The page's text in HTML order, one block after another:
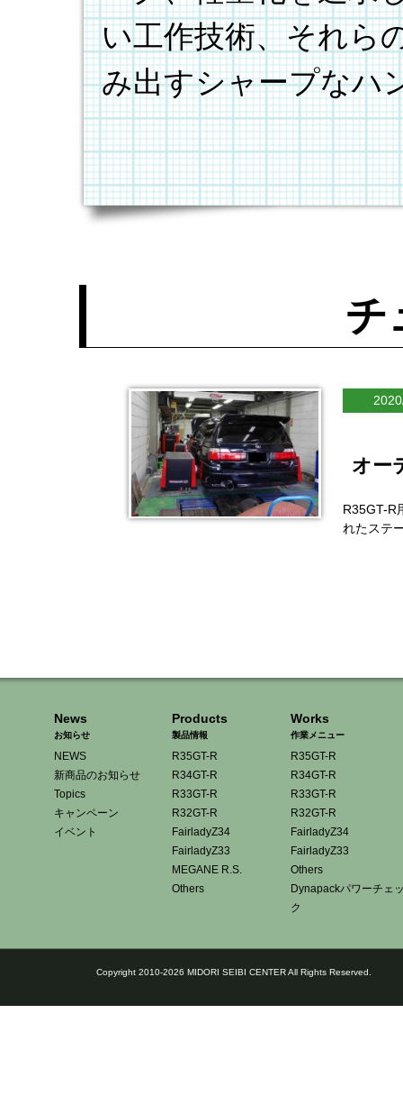
い工作技術、それら
み出すシャープなハ
チ
オー
R35GT-R
れたステ
News
お知らせ
NEWS
新商品のお知らせ
Topics
キャンペーン
イベント
Products
製品情報
R35GT-R
R34GT-R
R33GT-R
R32GT-R
FairladyZ34
FairladyZ33
MEGANE R.S.
Others
Works
作業メニュー
R35GT-R
R34GT-R
R33GT-R
R32GT-R
FairladyZ34
FairladyZ33
Others
Dynapackパワーチェ
ク
Copyright 2010-2026 MIDORI SEIBI CENTER All Rights Reserved.